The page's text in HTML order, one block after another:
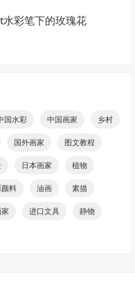
彩笔下的玫瑰花
国水彩 中国画家 乡村
国外画家 图文教程
日本画家 植物
料 油画 素描
进口文具 静物